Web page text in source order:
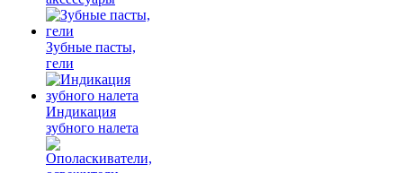
Зубные пасты,
гели
Индикация
зубного налета